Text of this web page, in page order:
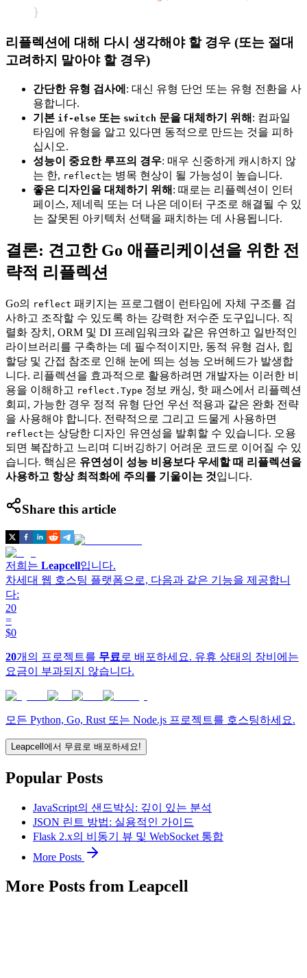
}
리플렉션에 대해 다시 생각해야 할 경우 (또는 절대
고려하지 말아야 할 경우)
간단한 유형 검사에 : 대신 유형 단언 또는 유형 전환을 사
용합니다.
기본 if-else 또는 switch 문을 대체하기 위해 : 컴파일
타임에 유형을 알고 있다면 동적으로 만드는 것을 피하
십시오.
성능이 중요한 루프의 경우: 매우 신중하게 캐시하지 않
는 한, reflect는 병목 현상이 될 가능성이 높습니다.
좋은 디자인을 대체하기 위해 : 때로는 리플렉션이 인터
페이스, 제네릭 또는 더 나은 데이터 구조로 해결될 수 있
는 잘못된 아키텍처 선택을 패치하는 데 사용됩니다.
결론: 견고한 Go 애플리케이션을 위한 전
략적 리플렉션
Go의 reflect 패키지는 프로그램이 런타임에 자체 구조를 검
사하고 조작할 수 있도록 하는 강력한 저수준 도구입니다. 직
렬화 장치, ORM 및 DI 프레임워크와 같은 유연하고 일반적인
라이브러리를 구축하는 데 필수적이지만, 동적 유형 검사, 힙
할당 및 간접 참조로 인해 눈에 띄는 성능 오버헤드가 발생합
니다. 리플렉션을 효과적으로 활용하려면 개발자는 이러한 비
용을 이해하고 reflect.Type 정보 캐싱, 핫 패스에서 리플렉션
회피, 가능한 경우 정적 유형 단언 우선 적용과 같은 완화 전략
을 사용해야 합니다. 전략적으로 그리고 드물게 사용하면
reflect는 상당한 디자인 유연성을 발휘할 수 있습니다. 오용
되면 복잡하고 느리며 디버깅하기 어려운 코드로 이어질 수 있
습니다. 핵심은 유연성이 성능 비용보다 우세할 때 리플렉션을
사용하고 항상 최적화에 주의를 기울이는 것입니다.
Share this article
저희는 Leapcell입니다.
차세대 웹 호스팅 플랫폼으로, 다음과 같은 기능을 제공합니
다:
20
=
$0
20개의 프로젝트를 무료 로 배포하세요. 유휴 상태의 장비에는
요금이 부과되지 않습니다.
모든 Python, Go, Rust 또는 Node.js 프로젝트를 호스팅하세요.
Leapcell에서 무료로 배포하세요!
Popular Posts
JavaScript의 샌드박싱: 깊이 있는 분석
JSON 린트 방법: 실용적인 가이드
Flask 2.x의 비동기 뷰 및 WebSocket 통합
More Posts
More Posts from Leapcell